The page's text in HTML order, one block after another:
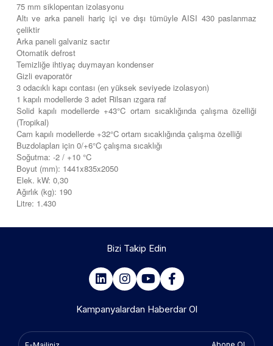
75 mm siklopentan izolasyonu
Altı ve arka paneli hariç içi ve dışı tümüyle AISI 430 paslanmaz
çeliktir
Arka paneli galvaniz sactır
Otomatik defrost
Temizliğe ihtiyaç duymayan kondenser
Gizli evaporatör
3 odacıklı kapı contası (en yüksek seviyede izolasyon)
1 kapılı modellerde 3 adet Rilsan ızgara raf
Solid kapılı modellerde +43°C ortam sıcaklığında çalışma özelliği
(Tropikal)
Cam kapılı modellerde +32°C ortam sıcaklığında çalışma özelliği
Buzdolapları için 0/+6°C çalışma sıcaklığı
Soğutma: -2 / +10 °C
Boyut (mm): 1441x835x2050
Elek. kW: 0,30
Ağırlık (kg): 190
Litre: 1.430
Bizi Takip Edin
Kampanyalardan Haberdar Ol